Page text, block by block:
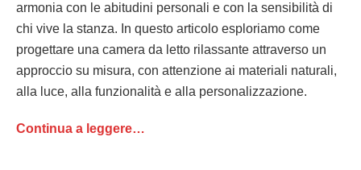
armonia con le abitudini personali e con la sensibilità di
chi vive la stanza. In questo articolo esploriamo come
progettare una camera da letto rilassante attraverso un
approccio su misura, con attenzione ai materiali naturali,
alla luce, alla funzionalità e alla personalizzazione.
Continua a leggere…